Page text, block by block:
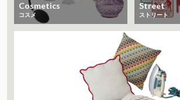
Cosmetics
コスメ
Street
ストリート